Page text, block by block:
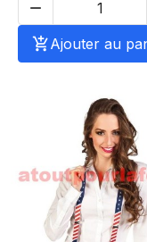

Ajouter au